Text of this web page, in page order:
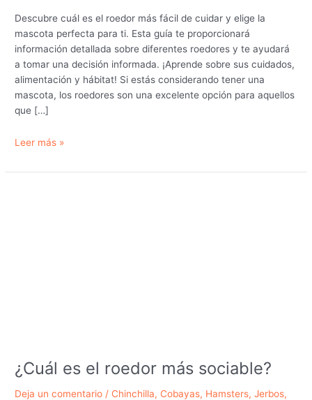
Descubre cuál es el roedor más fácil de cuidar y elige la
mascota perfecta para ti. Esta guía te proporcionará
información detallada sobre diferentes roedores y te ayudará
a tomar una decisión informada. ¡Aprende sobre sus cuidados,
alimentación y hábitat! Si estás considerando tener una
mascota, los roedores son una excelente opción para aquellos
que […]
¿Cuál
el
Leer más »
¿Cuál es el roedor más sociable?
Deja un comentario / Chinchilla, Cobayas, Hamsters,Jerbos,